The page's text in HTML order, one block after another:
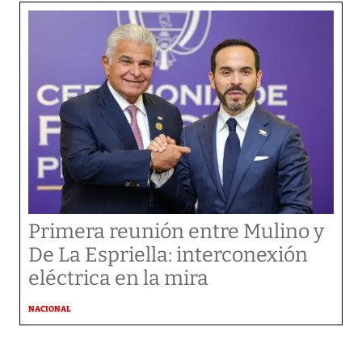
Primera reunión entre Mulino y
De La Espriella: interconexión
eléctrica en la mira
NACIONAL